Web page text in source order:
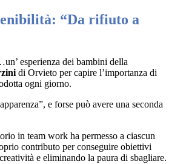
“Da rifiuto a
esperienza dei bambini della
di Orvieto per capire l’importanza di
ogni giorno.
e forse può avere una seconda
in team work ha permesso a ciascun
contributo per conseguire obiettivi
e eliminando la paura di sbagliare.